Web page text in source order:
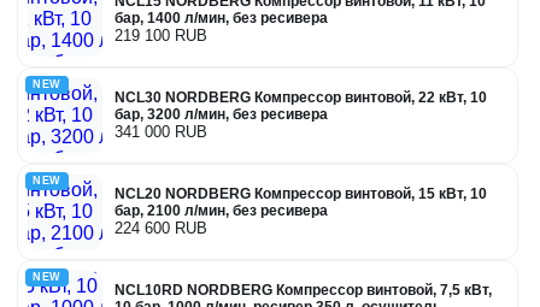
бар, 1400 л/мин, без ресивера
219 100 RUB
NEW
NCL30 NORDBERG Компрессор винтовой, 22 кВт, 10
бар, 3200 л/мин, без ресивера
341 000 RUB
NEW
NCL20 NORDBERG Компрессор винтовой, 15 кВт, 10
бар, 2100 л/мин, без ресивера
224 600 RUB
NEW
NCL10RD NORDBERG Компрессор винтовой, 7,5 кВт,